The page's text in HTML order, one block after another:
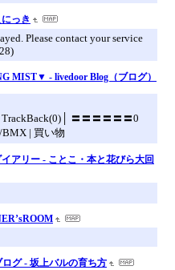
っき
Please contact your service
MIST▼ - livedoor Blog（ブログ）
〓〓〓〓〓〓0
BMX | 買い物
アリー - ことこ・本と花びら大回
ログ - 坂上バルの育ち方